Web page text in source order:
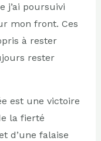
j’ai poursuivi
mon front. Ces
à rester
rester
est une victoire
la fierté
d’une falaise